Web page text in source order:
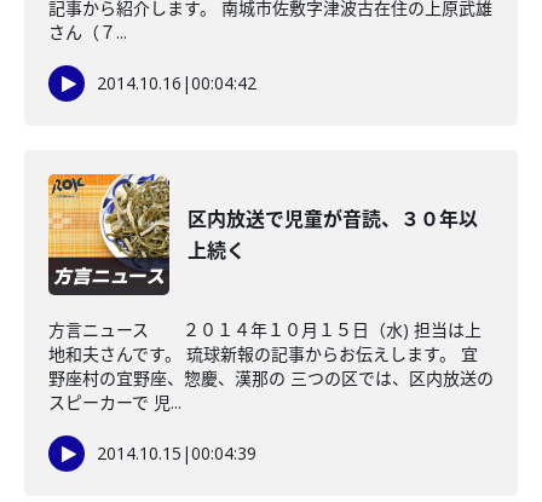
記事から紹介します。 南城市佐敷字津波古在住の上原武雄
さん（７...
2014.10.16 |00:04:42
区内放送で児童が音読、３０年以
上続く
方言ニュース ２０１４年１０月１５日（水) 担当は上
地和夫さんです。 琉球新報の記事からお伝えします。 宜
野座村の宜野座、惣慶、漢那の 三つの区では、区内放送の
スピーカーで 児...
2014.10.15 |00:04:39